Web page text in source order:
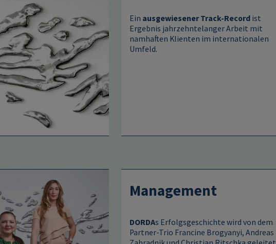
Ein ausgewiesener Track-Record ist
Ergebnis jahrzehntelanger Arbeit mit
namhaften Klienten im internationalen
Umfeld.
Management
DORDAs Erfolgsgeschichte wird von dem
Partner-Trio Francine Brogyanyi, Andreas